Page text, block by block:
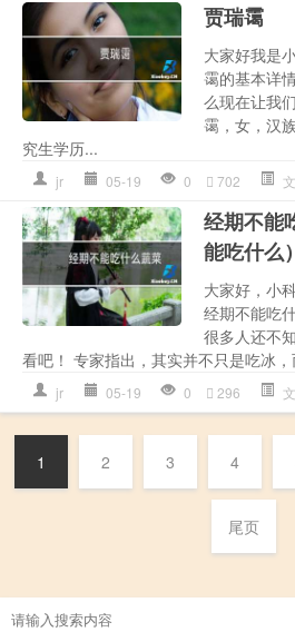
贾瑞霭
大家好我是
霭的基本详
么现在让我
霭，女，汉
究生学历...
jr 05-19 0 702
经期不能
能吃什么）
大家好，小
经期不能吃
很多人还不
看吧！ 专家指出，其实并不只是吃冰
jr 05-19 0 296
1 2 3 4
尾页